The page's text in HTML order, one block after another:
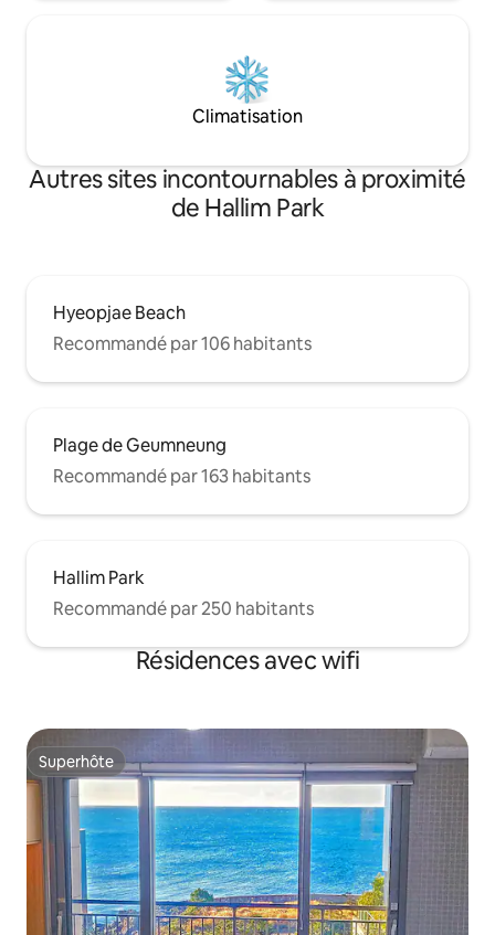
plaque chauffante, table de toit (Pas de
frais, préparation de gaz butane, peut
ne pas être possible en fonction des
conditions météorologiques)Climatisation
Autres sites incontournables à proximité
de Hallim Park
Hyeopjae Beach
Recommandé par 106 habitants
Plage de Geumneung
Recommandé par 163 habitants
Hallim Park
Recommandé par 250 habitants
Résidences avec wifi
Superhôte
Superhôte